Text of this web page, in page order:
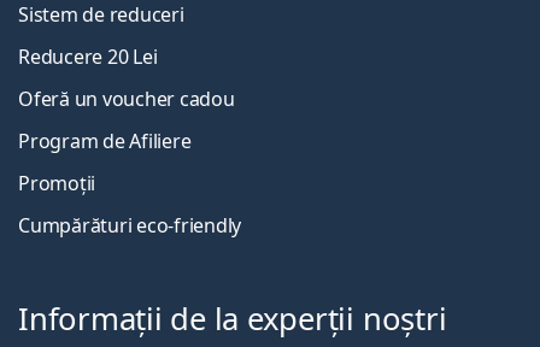
Sistem de reduceri
Reducere 20 Lei
Oferă un voucher cadou
Program de Afiliere
Promoții
Cumpărături eco-friendly
Informații de la experții noștri